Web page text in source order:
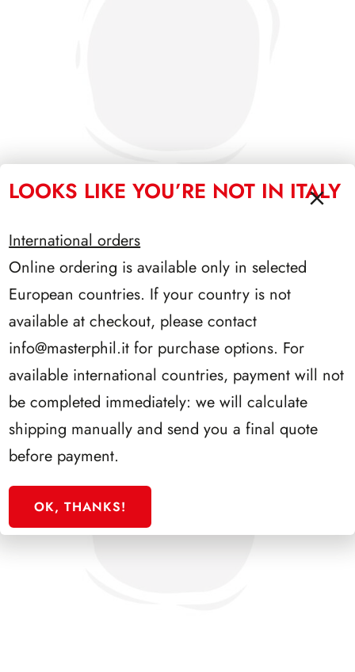
SFORZESCO ITALIA 1990 PAGINE 6
LOOKS LIKE YOU’RE NOT IN ITALY
International orders
Online ordering is available only in selected
European countries. If your country is not
available at checkout, please contact
info@masterphil.it for purchase options. For
available international countries, payment will not
be completed immediately: we will calculate
shipping manually and send you a final quote
before payment.
OK, THANKS!